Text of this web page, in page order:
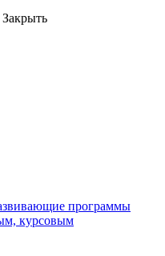
Закрыть
программы
курсовым